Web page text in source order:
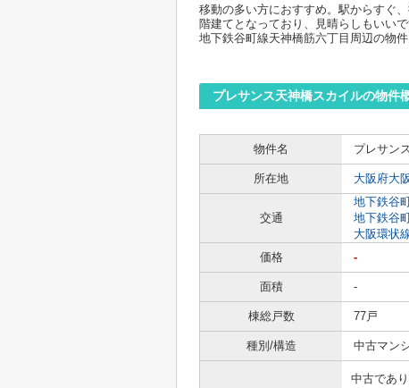
移動の多い方におすすめ。駅からすぐ
階建てとなっており、見晴らしもいい
地下鉄谷町線天神橋筋六丁目周辺の物
プレサンス天神橋スカイルの物件
物件名 プレサン
所在地 大阪府大
交通
地下鉄谷
地下鉄谷
大阪環状
価格
-
面積 -
棟総戸数 77戸
種別/構造 中古マン
中古であ